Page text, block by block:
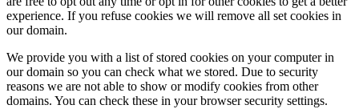
experience. If you refuse cookies we will remove all set cookies in
our domain.
We provide you with a list of stored cookies on your computer in
our domain so you can check what we stored. Due to security
reasons we are not able to show or modify cookies from other
domains. You can check these in your browser security settings.